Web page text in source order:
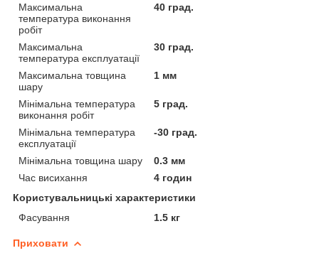
Максимальна
температура виконання
робіт
40 град.
Максимальна
температура експлуатації
30 град.
Максимальна товщина
шару
1 мм
Мінімальна температура
виконання робіт
5 град.
Мінімальна температура
експлуатації
-30 град.
Мінімальна товщина шару
0.3 мм
Час висихання
4 годин
Користувальницькі характеристики
Фасування
1.5 кг
Приховати